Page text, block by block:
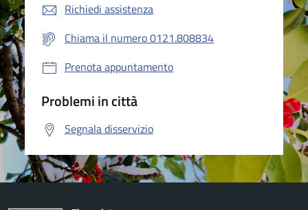
Richiedi assistenza
Chiama il numero 0121.808834
Prenota appuntamento
Problemi in città
Segnala disservizio